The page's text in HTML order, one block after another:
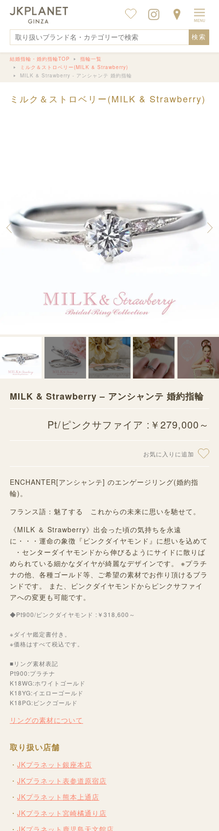
検索
結婚指輪・婚約指輪TOP
指輪一覧
ミルク＆ストロベリー(MILK & Strawberry)
MILK & Strawberry - アンシャンテ 婚約指輪
ミルク＆ストロベリー(MILK & Strawberry)
MILK & Strawberry – アンシャンテ 婚約指輪
Pt/ピンクサファイア :￥279,000～
お気に入りに追加
ENCHANTER[アンシャンテ] のエンゲージリング(婚約指
輪)。
フランス語：魅了する これからの未来に思いを馳せて。
《MILK ＆ Strawberry》出会った頃の気持ちを永遠
に・・・運命の象徴『ピンクダイヤモンド』に想いを込めて
・センターダイヤモンドから伸びるようにサイドに散りば
められている細かなダイヤが綺麗なデザインです。 ※プラチ
ナの他、各種ゴールド等、ご希望の素材でお作り頂けるブラ
ンドです。 また、ピンクダイヤモンドからピンクサファイ
アへの変更も可能です。
◆Pt900/ピンクダイヤモンド :￥318,600～
※ダイヤ鑑定書付き。
※価格はすべて税込です。
■リング素材表記
Pt900:プラチナ
K18WG:ホワイトゴールド
K18YG:イエローゴールド
K18PG:ピンクゴールド
リングの素材について
取り扱い店舗
JKプラネット銀座本店
JKプラネット表参道原宿店
JKプラネット熊本上通店
JKプラネット宮崎橘通り店
JKプラネット鹿児島天文館店